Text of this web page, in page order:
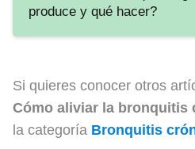
produce y qué hacer?
Si quieres conocer otros
Cómo aliviar la bronquitis
la categoría Bronquitis